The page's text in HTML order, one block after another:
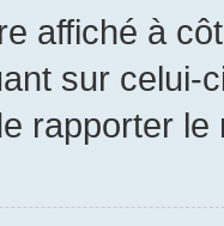
affiché à
sur
rapporter le